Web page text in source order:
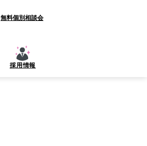
無料個別相談会
採用情報